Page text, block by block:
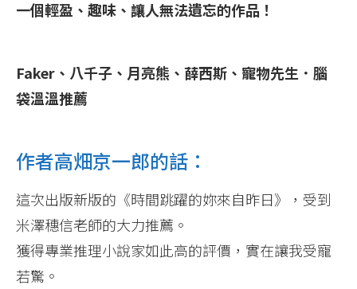
一個輕盈、趣味、讓人無法遺忘的作品！
Faker 、八千子、月亮熊、薛西斯、寵物先生．腦
袋溫溫推薦
作者高畑京一郎的話：
這次出版新版的《時間跳躍的妳來自昨日》，受到
米澤穗信老師的大力推薦。
獲得專業推理小說家如此高的評價，實在讓我受寵
若驚。